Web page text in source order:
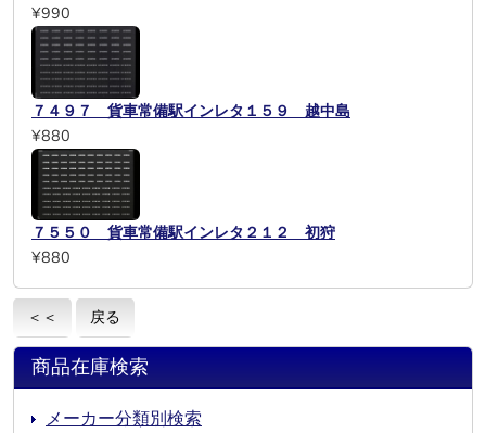
¥990
７４９７ 貨車常備駅インレタ１５９ 越中島
¥880
７５５０ 貨車常備駅インレタ２１２ 初狩
¥880
＜＜ 戻る
商品在庫検索
メーカー分類別検索